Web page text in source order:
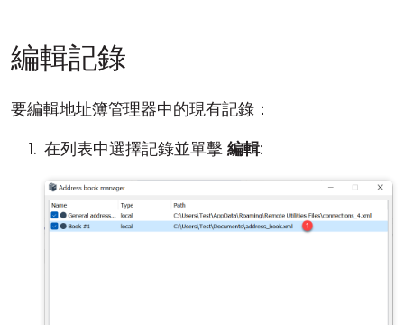
編輯記錄
要編輯地址簿管理器中的現有記錄：
在列表中選擇記錄並單擊 編輯: